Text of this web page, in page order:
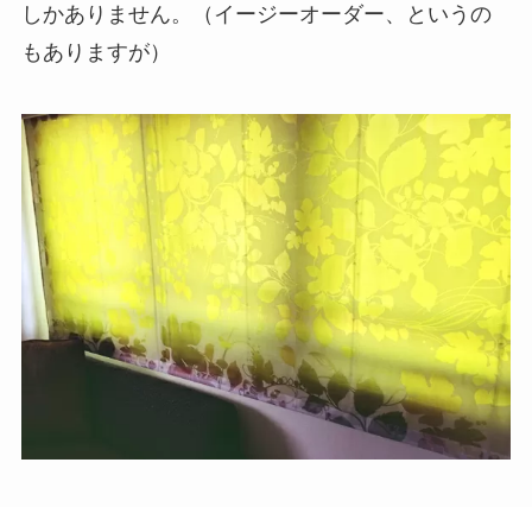
しかありません。（イージーオーダー、というの
もありますが）